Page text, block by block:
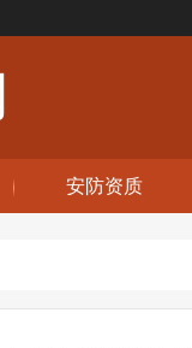
安防资质